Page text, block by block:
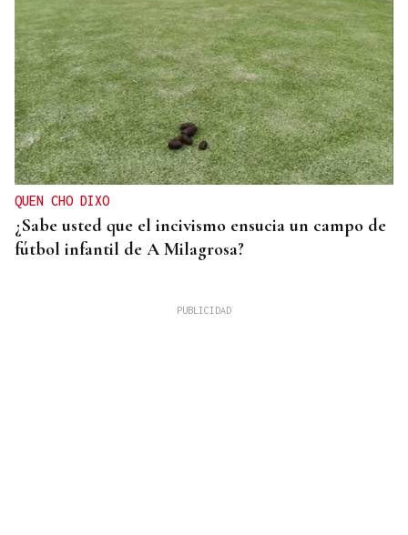
QUEN CHO DIXO
¿Sabe usted que el incivismo ensucia un campo de
fútbol infantil de A Milagrosa?